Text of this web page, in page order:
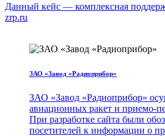
Данный кейс — комплексная
zrp.ru
ЗАО «Завод «Радиоприбор»
ЗАО «Завод «Радиоприбор»
авиационных ракет и приемо-
При разработке сайта были
посетителей к информации о